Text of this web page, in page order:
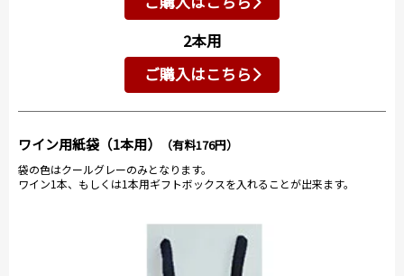
2本用
ご購入はこちら
ワイン用紙袋（1本用） （有料176円）
袋の色はクールグレーのみとなります。
ワイン1本、もしくは1本用ギフトボックスを入れることが出来ます。